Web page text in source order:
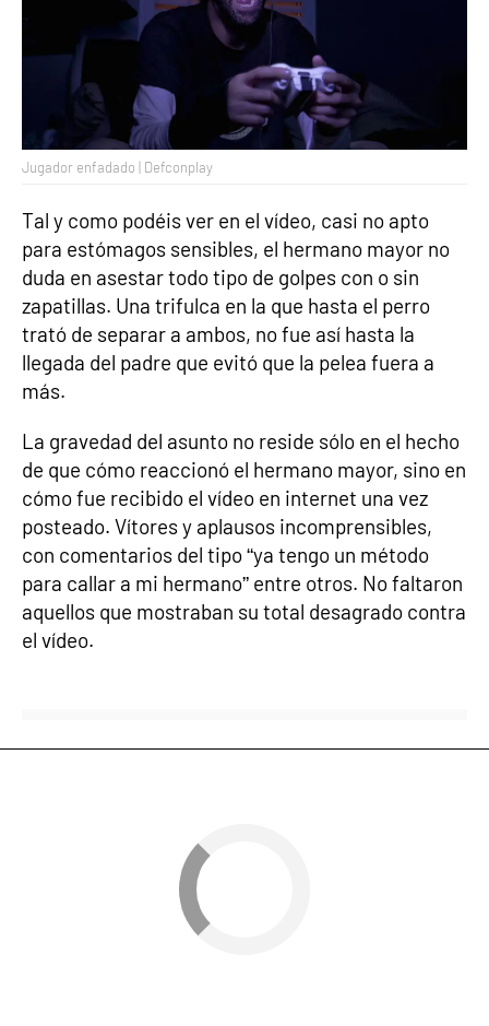
Jugador enfadado | Defconplay
Tal y como podéis ver en el vídeo, casi no apto
para estómagos sensibles, el hermano mayor no
duda en asestar todo tipo de golpes con o sin
zapatillas. Una trifulca en la que hasta el perro
trató de separar a ambos, no fue así hasta la
llegada del padre que evitó que la pelea fuera a
más.
La gravedad del asunto no reside sólo en el hecho
de que cómo reaccionó el hermano mayor, sino en
cómo fue recibido el vídeo en internet una vez
posteado. Vítores y aplausos incomprensibles,
con comentarios del tipo “ya tengo un método
para callar a mi hermano” entre otros. No faltaron
aquellos que mostraban su total desagrado contra
el vídeo.